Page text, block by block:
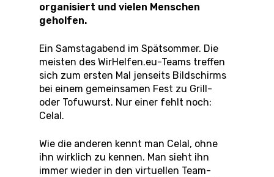
organisiert und vielen Menschen
geholfen.
Ein Samstagabend im Spätsommer. Die
meisten des WirHelfen.eu-Teams treffen
sich zum ersten Mal jenseits Bildschirms
bei einem gemeinsamen Fest zu Grill-
oder Tofuwurst. Nur einer fehlt noch:
Celal.
Wie die anderen kennt man Celal, ohne
ihn wirklich zu kennen. Man sieht ihn
immer wieder in den virtuellen Team-